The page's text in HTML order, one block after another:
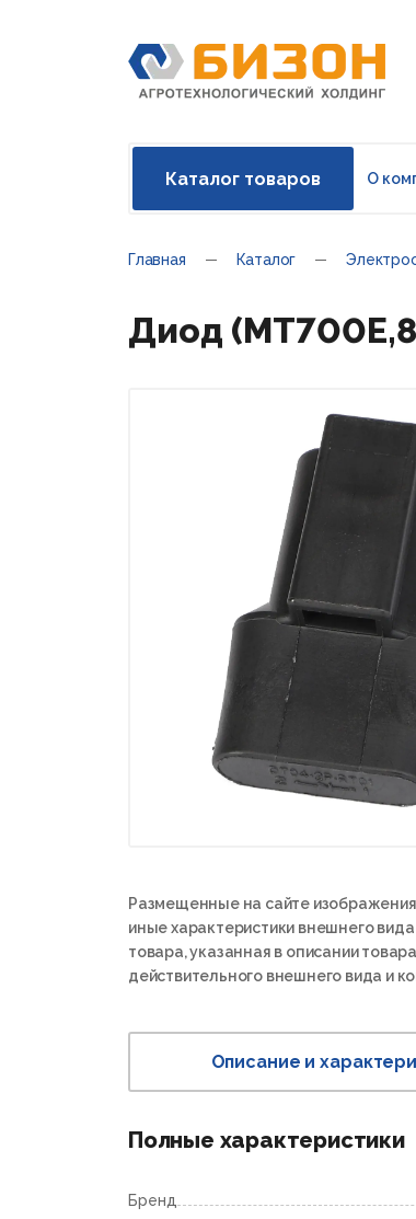
Каталог товаров О
Главная Каталог
Диод
Размещенные на сайте
иные характеристики внешнего
товара, указанная в описании
действительного внешнего вида и
Описание и
Полные характеристики
Бренд